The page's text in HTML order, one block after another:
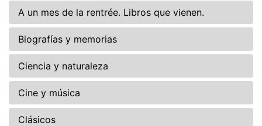
A un mes de la rentrée. Libros que vienen.
Biografías y memorias
Ciencia y naturaleza
Cine y música
Clásicos